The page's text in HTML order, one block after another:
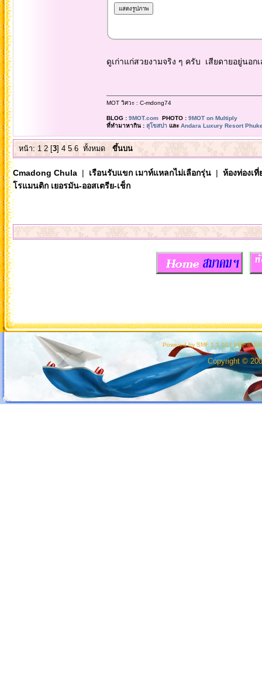
ดูเก่าแก่สวยงามจริง ๆ ครับ เสียดายอยู่นอ
MOT วิศวะ : C-mdong74
BLOG : 9MOT.comPHOTO : 9MOT on Multiply
ที่ทำมาหากิน : สุโขสปา และ Andara Luxury Resort
หน้า:1 2[3]4 5 6 ทั้งหมด ขึ้นบน
Cmadong Chula| เรือนรับแขก เมาท์แหลกไม่เลือกรุ่น| ห้องท่องเ
โรแมนติก เยอรมัน-ออสเตรีย-เช็ก
Powered by SMF 1.1.10 | SMF ©
Copyright ©